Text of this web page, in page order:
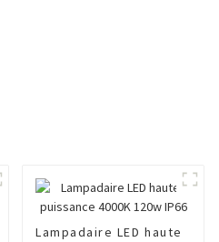
Lampadaire LED haute